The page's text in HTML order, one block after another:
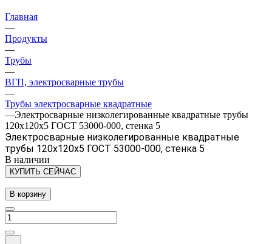
Главная
—
Продукты
—
Трубы
—
ВГП, электросварные трубы
—
Трубы электросварные квадратные
—Электросварные низколегированные квадратные трубы
120х120х5 ГОСТ 53000-000, стенка 5
Электросварные низколегированные квадратные
трубы 120х120х5 ГОСТ 53000-000, стенка 5
В наличии
КУПИТЬ СЕЙЧАС
В корзину